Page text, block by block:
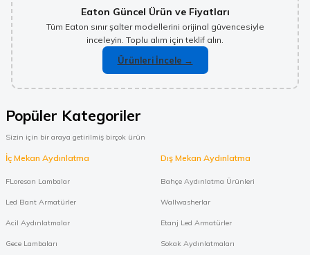
Eaton Güncel Ürün ve Fiyatları
Tüm Eaton sınır şalter modellerini orijinal güvencesiyle
inceleyin. Toplu alım için teklif alın.
Ürünleri İncele →
Popüler Kategoriler
Sizin için bir araya getirilmiş birçok ürün
İç Mekan Aydınlatma
FLoresan Lambalar
Led Bant Armatürler
Acil Aydınlatmalar
Gece Lambaları
Dış Mekan Aydınlatma
Bahçe Aydınlatma Ürünleri
Wallwasherlar
Etanj Led Armatürler
Sokak Aydınlatmaları